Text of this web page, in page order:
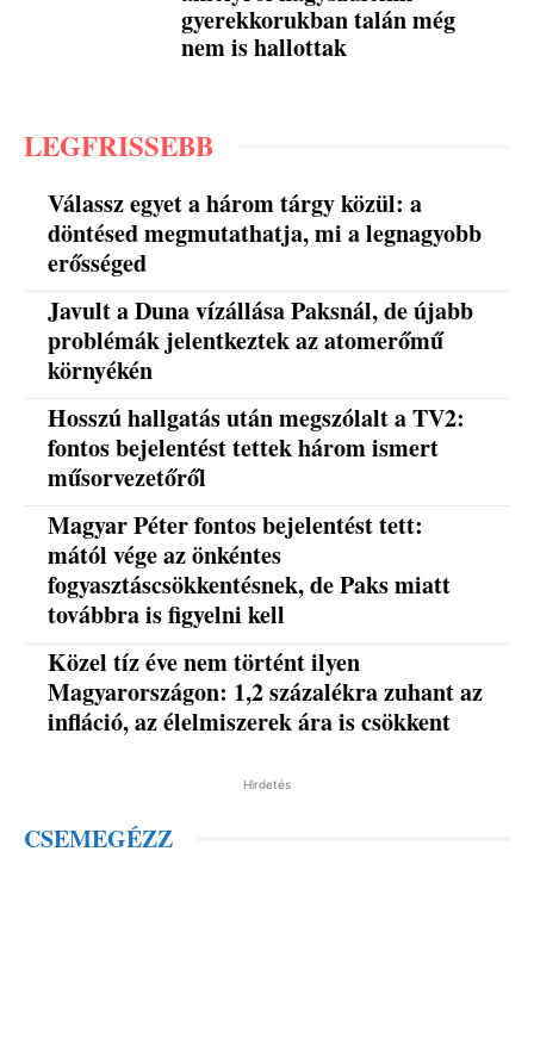
gyerekkorukban talán még
nem is hallottak
LEGFRISSEBB
Válassz egyet a három tárgy közül: a
döntésed megmutathatja, mi a legnagyobb
erősséged
Javult a Duna vízállása Paksnál, de újabb
problémák jelentkeztek az atomerőmű
környékén
Hosszú hallgatás után megszólalt a TV2:
fontos bejelentést tettek három ismert
műsorvezetőről
Magyar Péter fontos bejelentést tett:
mától vége az önkéntes
fogyasztáscsökkentésnek, de Paks miatt
továbbra is figyelni kell
Közel tíz éve nem történt ilyen
Magyarországon: 1,2 százalékra zuhant az
infláció, az élelmiszerek ára is csökkent
Hirdetés
CSEMEGÉZZ